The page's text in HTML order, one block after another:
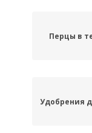
Перцы в
Удобрения